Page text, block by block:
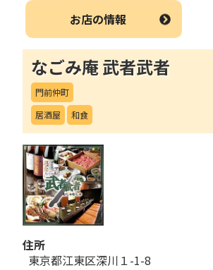
お店の情報
なごみ庵 武者武者
門前仲町
居酒屋
和食
住所
東京都江東区深川１-1-8